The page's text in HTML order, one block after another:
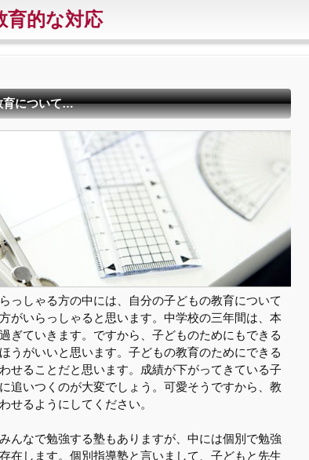
育的な対応
育について…
っしゃる方の中には、自分の子どもの教育について
がいらっしゃると思います。中学校の三年間は、本
ぎていきます。ですから、子どものためにもできる
うがいいと思います。子どもの教育のためにできる
せることだと思います。成績が下がってきている子
追いつくのが大変でしょう。可愛そうですから、教
せるようにしてください。
んなで勉強する塾もありますが、中には個別で勉強
在します。個別指導塾と言いまして、子どもと先生